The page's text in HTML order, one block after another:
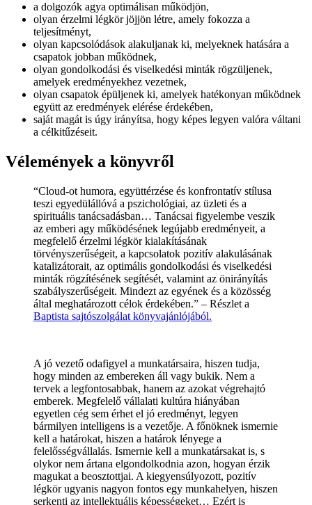
a dolgozók agya optimálisan működjön,
olyan érzelmi légkör jöjjön létre, amely fokozza a
teljesítményt,
olyan kapcsolódások alakuljanak ki, melyeknek hatására a
csapatok jobban működnek,
olyan gondolkodási és viselkedési minták rögzüljenek,
amelyek eredményekhez vezetnek,
olyan csapatok épüljenek ki, amelyek hatékonyan működnek
együtt az eredmények elérése érdekében,
saját magát is úgy irányítsa, hogy képes legyen valóra váltani
a célkitűzéseit.
Vélemények a könyvről
“Cloud-ot humora, együttérzése és konfrontatív stílusa
teszi egyedülállóvá a pszichológiai, az üzleti és a
spirituális tanácsadásban… Tanácsai figyelembe veszik
az emberi agy működésének legújabb eredményeit, a
megfelelő érzelmi légkör kialakításának
törvényszerűségeit, a kapcsolatok pozitív alakulásának
katalizátorait, az optimális gondolkodási és viselkedési
minták rögzítésének segítését, valamint az önirányítás
szabályszerűségeit. Mindezt az egyének és a közösség
által meghatározott célok érdekében.” – Részlet a
Baptista sajtószolgálat könyvajánlójából.
A jó vezető odafigyel a munkatársaira, hiszen tudja,
hogy minden az embereken áll vagy bukik. Nem a
tervek a legfontosabbak, hanem az azokat végrehajtó
emberek. Megfelelő vállalati kultúra hiányában
egyetlen cég sem érhet el jó eredményt, legyen
bármilyen intelligens is a vezetője. A főnöknek ismernie
kell a határokat, hiszen a határok lényege a
felelősségvállalás. Ismernie kell a munkatársakat is, s
olykor nem ártana elgondolkodnia azon, hogyan érzik
magukat a beosztottjai. A kiegyensúlyozott, pozitív
légkör ugyanis nagyon fontos egy munkahelyen, hiszen
serkenti az intellektuális képességeket… Ezért is